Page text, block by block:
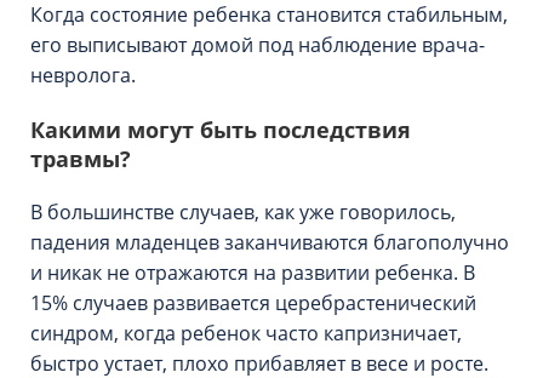
Когда состояние ребенка становится стабильным,
его выписывают домой под наблюдение врача-
невролога.
Какими могут быть последствия
травмы?
В большинстве случаев, как уже говорилось,
падения младенцев заканчиваются благополучно
и никак не отражаются на развитии ребенка. В
15% случаев развивается церебрастенический
синдром, когда ребенок часто капризничает,
быстро устает, плохо прибавляет в весе и росте.